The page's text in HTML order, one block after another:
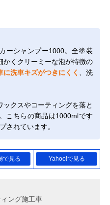
ーシャンプー1000。全塗装
かくクリーミーな泡が特徴の
洗車キズがつきにくく
、洗
クスやコーティングを落と
こちらの商品は1000mlです
されています。
で見る Yahoo!で見る
ィング施工車